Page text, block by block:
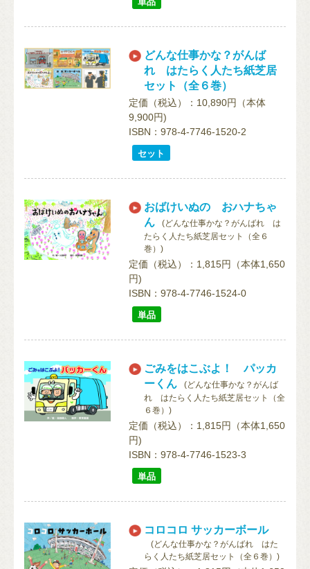
どんな仕事かな？がんば
れ はたらく人たち紙芝居
セット（全６巻）
定価（税込）：10,890円（本体
9,900円)
ISBN：978-4-7746-1520-2
セット
おばけいぬの おハナちゃ
ん
(どんな仕事かな？がんばれ は
たらく人たち紙芝居セット（全６
巻）)
定価（税込）：1,815円（本体1,650
円)
ISBN：978-4-7746-1524-0
単品
ごみをはこぶよ！ パッカ
ーくん
(どんな仕事かな？がんば
れ はたらく人たち紙芝居セット（全
６巻）)
定価（税込）：1,815円（本体1,650
円)
ISBN：978-4-7746-1523-3
単品
コロコロ サッカーボール
(どんな仕事かな？がんばれ はた
らく人たち紙芝居セット（全６巻）)